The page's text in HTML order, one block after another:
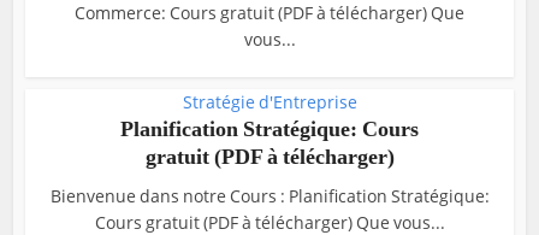
Commerce: Cours gratuit (PDF à télécharger) Que
vous...
Stratégie d'Entreprise
Planification Stratégique: Cours
gratuit (PDF à télécharger)
Bienvenue dans notre Cours : Planification Stratégique:
Cours gratuit (PDF à télécharger) Que vous...